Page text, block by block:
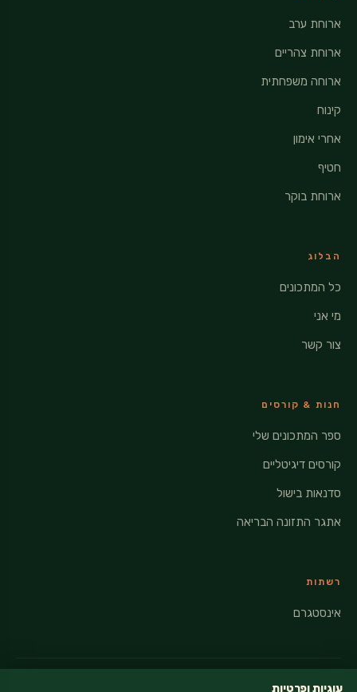
ארוחת ערב
ארוחת צהריים
ארוחה משפחתית
קינוח
אחרי אימון
חטיף
ארוחת בוקר
הבלוג
כל המתכונים
מי אני
צור קשר
חנות & קורסים
ספר המתכונים שלי
קורסים דיגיטליים
סדנאות בישול
אתגר התזונה הבריאה
רשתות
אינסטגרם
עוגיות ופרטיות